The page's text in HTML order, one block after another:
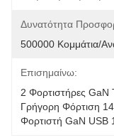
Δυνατότητα
500000 Κομμάτια/
Επισημαίνω:
2 Φορτιστήρες GaN
Γρήγορη Φόρτιση
Φορτιστή GaN USB